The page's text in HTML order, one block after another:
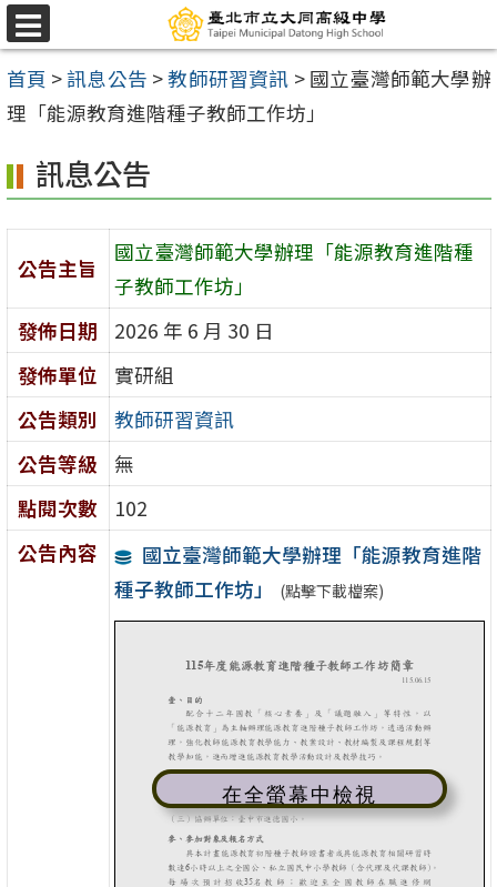
跳
至
主
要
容
區
選
單
首頁 >訊息公告 >教師研習資訊 > 國立臺灣師範大學辦
理「能源教育進階種子教師工作坊」
訊息公告
公告主旨
國立臺灣師範大學辦理「能源教育進階種
子教師工作坊」
發佈日期
2026 年 6 月 30 日
發佈單位
實研組
公告類別
教師研習資訊
公告等級
無
點閱次數
102
公告內容
國立臺灣師範大學辦理「能源教育進階
種子教師工作坊」
(點擊下載檔案)
在全螢幕中檢視